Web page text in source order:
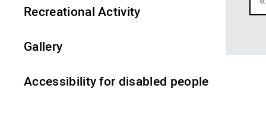
Recreational Activity
Gallery
Accessibility for disabled people